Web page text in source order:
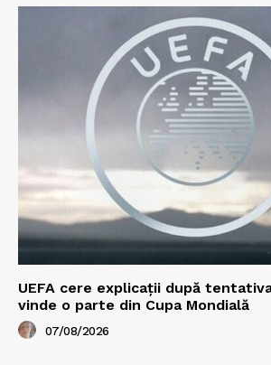
UEFA cere explicații după
vinde o parte din Cupa Mondială
07/08/2026